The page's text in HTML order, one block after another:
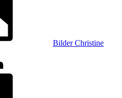
Bilder Christine